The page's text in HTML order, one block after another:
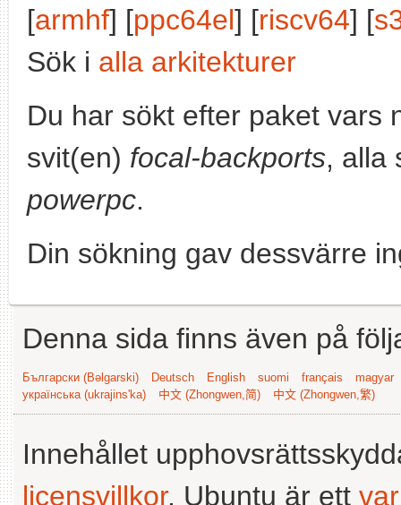
[armhf] [ppc64el] [riscv64] [
Sök i alla arkitekturer
Du har sökt efter paket vars
svit(en) focal-backports, alla
powerpc.
Din sökning gav dessvärre
Denna sida finns även på
Български (Bəlgarski) Deutsch English suomi français
magyar
українська (ukrajins'ka)
中文 (Zhongwen,简) 中文 (Zhongwen,繁)
Innehållet
licensvillkor. Ubuntu är ett